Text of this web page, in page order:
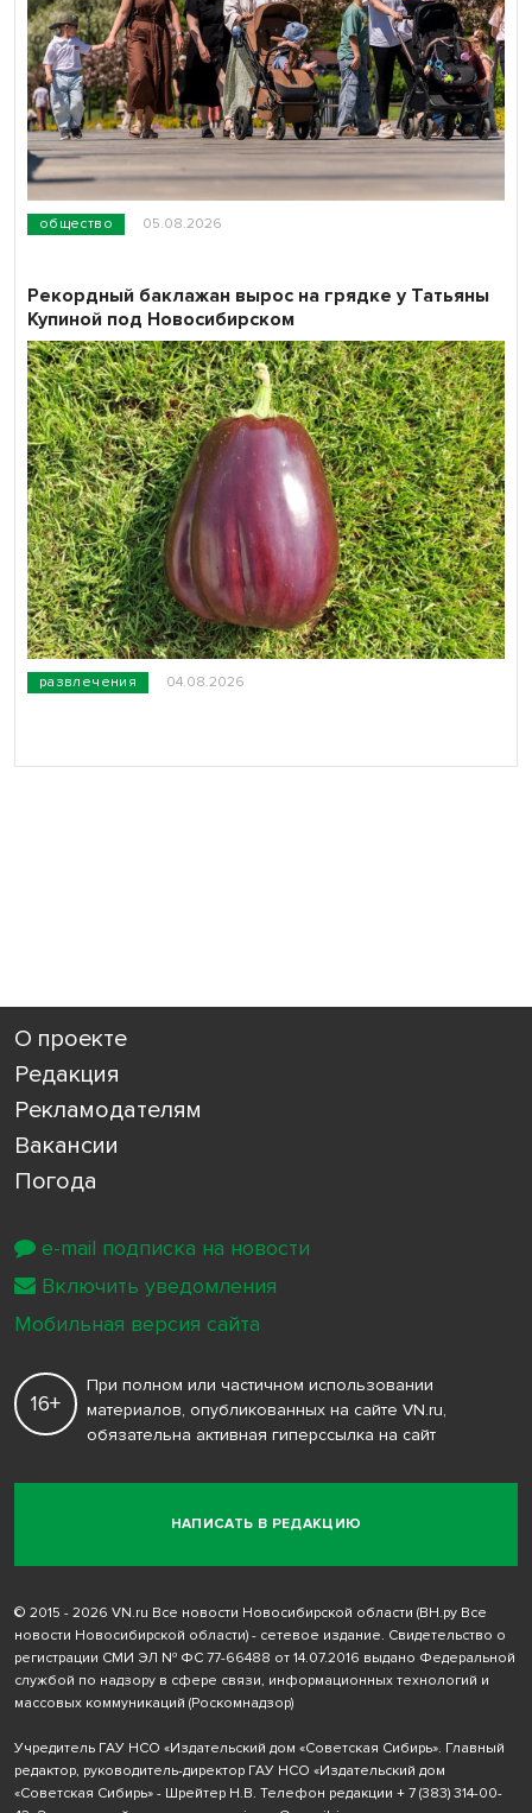
общество 05.08.2026
развлечения 04.08.2026
Рекордный баклажан вырос на грядке у Татьяны
Купиной под Новосибирском
О проекте
Редакция
Рекламодателям
Вакансии
Погода
НАПИСАТЬ В РЕДАКЦИЮ
16+
При полном или частичном использовании
материалов, опубликованных на сайте VN.ru,
обязательна активная гиперссылка на сайт
© 2015 - 2026 VN.ru Все новости Новосибирской области (ВН.ру Все
новости Новосибирской области) - сетевое издание. Свидетельство о
регистрации СМИ ЭЛ № ФС 77-66488 от 14.07.2016 выдано Федеральной
службой по надзору в сфере связи, информационных технологий и
массовых коммуникаций (Роскомнадзор)
Учредитель ГАУ НСО «Издательский дом «Советская Сибирь». Главный
редактор, руководитель-директор ГАУ НСО «Издательский дом
«Советская Сибирь» - Шрейтер Н.В. Телефон редакции + 7 (383) 314-00-
e-mail подписка на новости
Включить уведомления
Мобильная версия сайта